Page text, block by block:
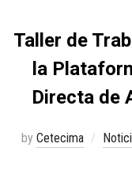
Taller de
la
Directa de
by Cetecima